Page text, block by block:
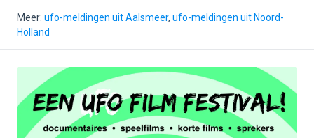
Meer: ufo-meldingen uit Aalsmeer, ufo-meldingen uit Noord-
Holland